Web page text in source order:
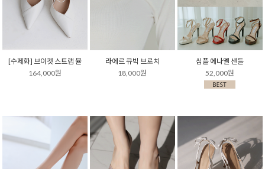
[수제화] 브이컷 스트랩 뮬
164,000원
라에르 큐빅 브로치
18,000원
심플 에나멜 샌들
52,000원